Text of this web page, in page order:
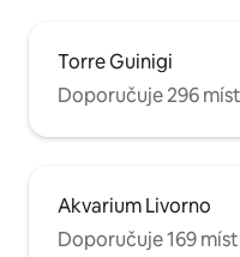
Torre Guinigi
Doporučuje 296
Akvarium Livorno
Doporučuje 169